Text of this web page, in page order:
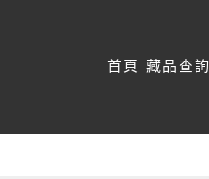
首頁 藏品查詢